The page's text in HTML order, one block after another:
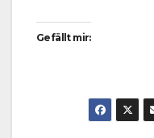
Gefällt mir: